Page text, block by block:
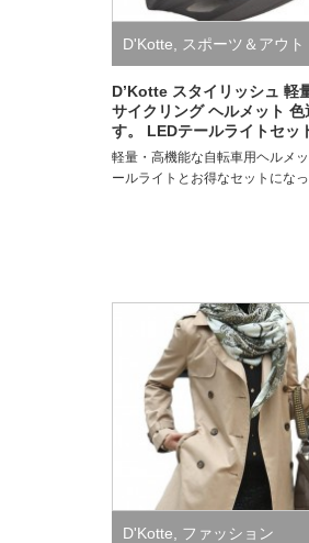
D'Kotte スポーツ＆アウト
D’Kotte スタイリッシュ 軽
サイクリング ヘルメット 色
す。 LEDテールライトセッ
軽量・高機能な自転車用ヘルメ
ールライトとお得なセットになっ
D'Kotte ファッション